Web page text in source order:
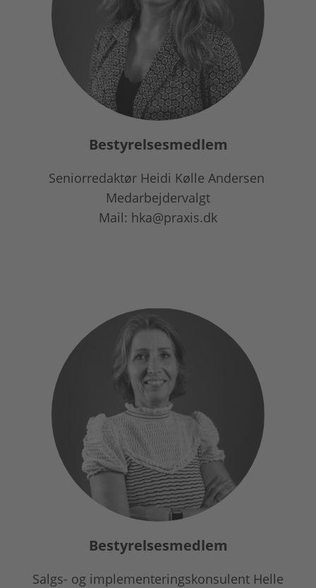
Bestyrelsesmedlem
Seniorredaktør Heidi Kølle Andersen
Medarbejdervalgt
Mail: hka@praxis.dk
Bestyrelsesmedlem
Salgs- og implementeringskonsulent Helle